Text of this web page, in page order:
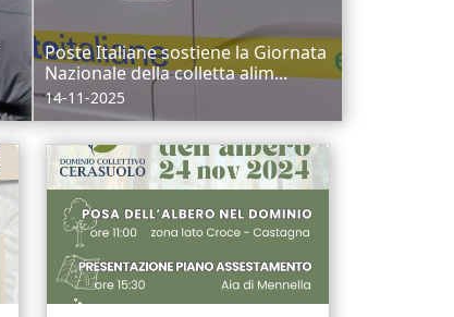
Poste Italiane sostiene la Giornata
Nazionale della colletta alim...
14-11-2025